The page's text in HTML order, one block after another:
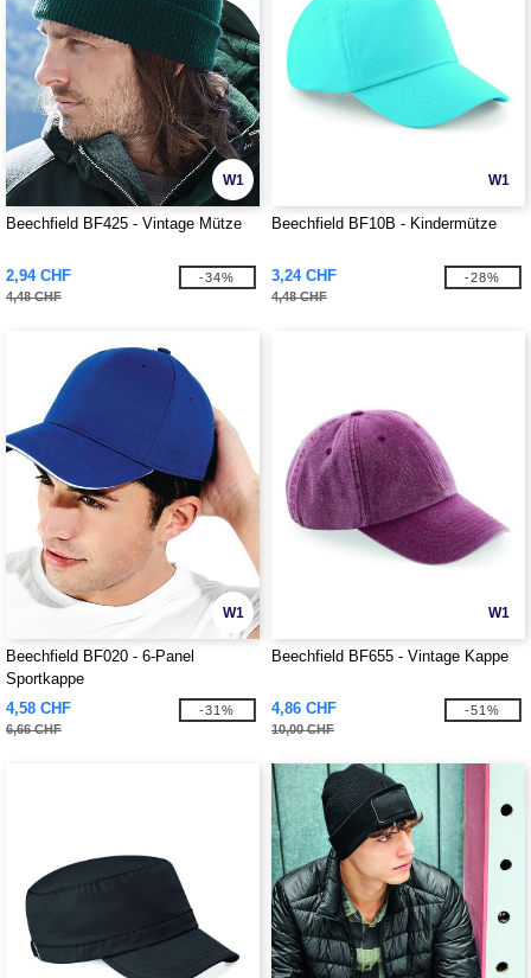
W1
Beechfield BF425 - Vintage Mütze
2,94 CHF
4,48 CHF
-34%
W1
Beechfield BF10B - Kindermütze
3,24 CHF
4,48 CHF
-28%
W1
Beechfield BF020 - 6-Panel
Sportkappe
4,58 CHF
6,66 CHF
-31%
W1
Beechfield BF655 - Vintage Kappe
4,86 CHF
10,00 CHF
-51%